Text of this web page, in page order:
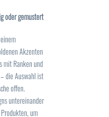
oder gemustert
Akzenten
mit Ranken und
die Auswahl ist
offen.
untereinander
um